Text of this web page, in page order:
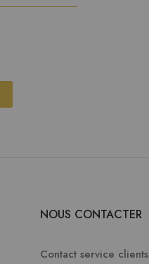
NOUS CONTACTER
Contact service clients